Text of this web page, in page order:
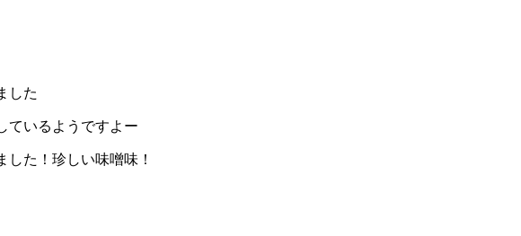
した
ているようですよー
た！珍しい味噌味！